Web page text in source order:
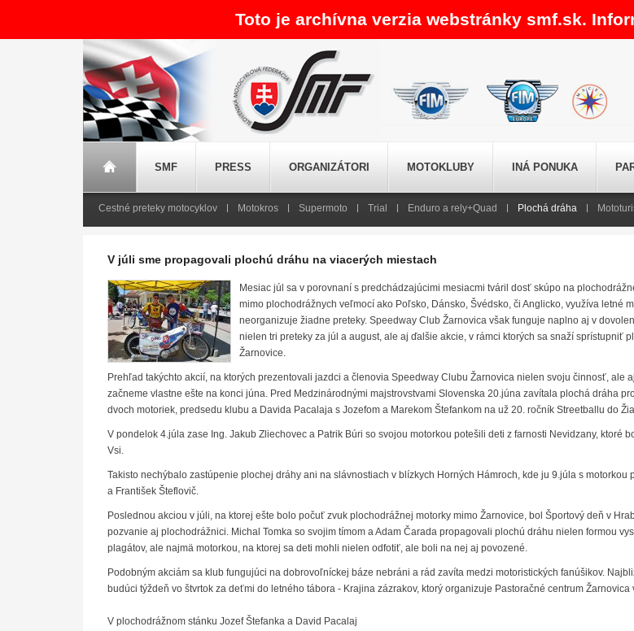
Toto je archívna verzia webstránky smf.sk.
SMF PRESS ORGANIZÁTORI MOTOKLUBY INÁ PONUKA
Cestné preteky motocyklov Motokros Supermoto Trial Enduro a rely+Quad Plochá dráha
V júli sme propagovali plochú dráhu na viacerých miestach
Mesiac júl sa v porovnaní s predchádzajúcimi mesiacmi tváril dosť skúpo na
mimo plochodrážnych veľmocí ako Poľsko, Dánsko, Švédsko, či Anglicko, využíva letné
neorganizuje žiadne preteky. Speedway Club Žarnovica však funguje naplno aj v
nielen tri preteky za júl a august, ale aj ďalšie akcie, v rámci ktorých sa snaží sprístupniť
Žarnovice.
Prehľad takýchto akcií, na ktorých prezentovali jazdci a členovia Speedway Clubu Žarnovica nielen svoju činnosť, ale
začneme vlastne ešte na konci júna. Pred Medzinárodnými majstrovstvami Slovenska 20.júna zavítala plochá dráha
dvoch motoriek, predsedu klubu a Davida Pacalaja s Jozefom a Marekom Štefankom na už 20. ročník Streetballu do
V pondelok 4.júla zase Ing. Jakub Zliechovec a Patrik Búri so svojou motorkou potešili deti z farnosti Nevidzany, ktoré
Vsi.
Takisto nechýbalo zastúpenie plochej dráhy ani na slávnostiach v blízkych Horných Hámroch, kde ju 9.júla s motorkou
a František Šteflovič.
Poslednou akciou v júli, na ktorej ešte bolo počuť zvuk plochodrážnej motorky mimo Žarnovice, bol Športový deň v
pozvanie aj plochodrážnici. Michal Tomka so svojim tímom a Adam Čarada propagovali plochú dráhu nielen formou
plagátov, ale najmä motorkou, na ktorej sa deti mohli nielen odfotiť, ale boli na nej aj povozené.
Podobným akciám sa klub fungujúci na dobrovoľníckej báze nebráni a rád zavíta medzi motoristických fanúšikov.
budúci týždeň vo štvrtok za deťmi do letného tábora - Krajina zázrakov, ktorý organizuje Pastoračné centrum
V plochodrážnom stánku Jozef Štefanka a David Pacalaj